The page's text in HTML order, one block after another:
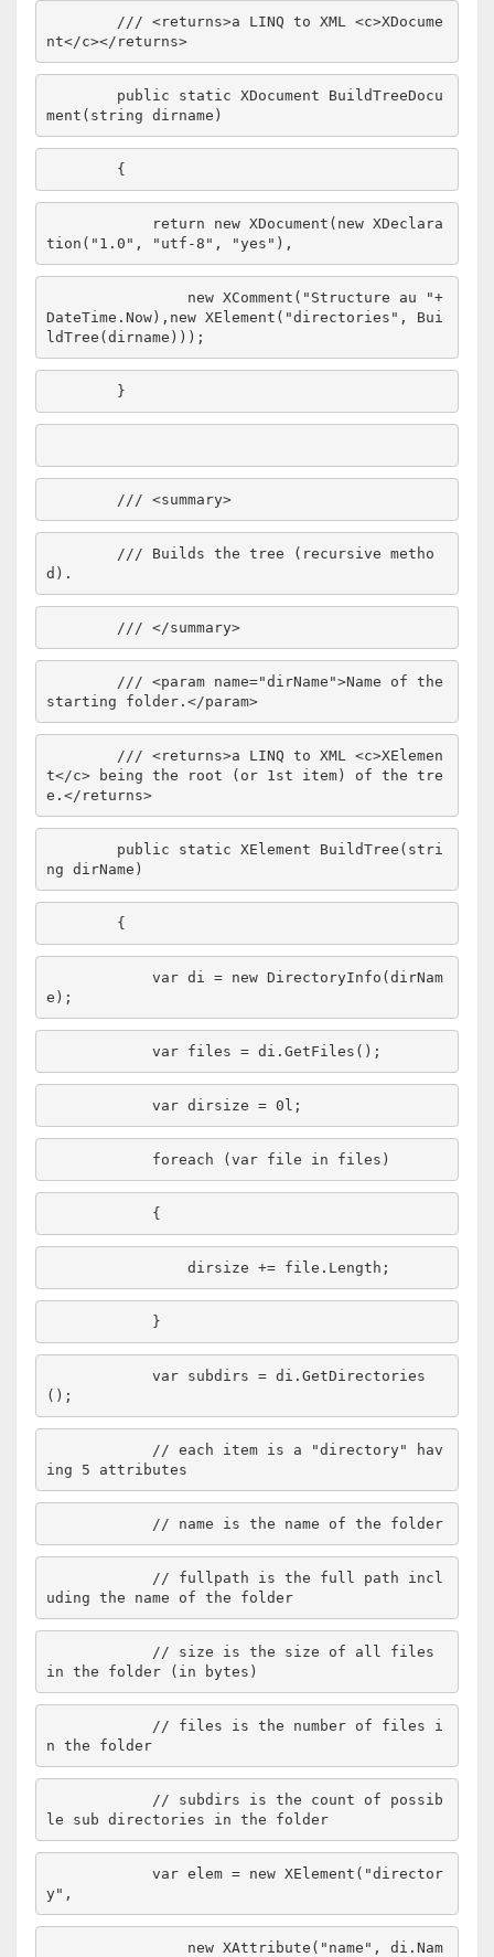
/// <returns>a LINQ to XML <c>XDocume
nt</c></returns>
public static XDocument BuildTreeDocu
ment( string
return new XDocument( new XDeclara
tion( "1.0" , "utf-8" , "yes"
new XComment( "Structure au "+
DateTime.Now), new XElement( "directories" , Bui
/// <summary>
/// Builds the tree (recursive metho
d).
/// </summary>
/// <param name="dirName">Name of the
starting folder.</param>
/// <returns>a LINQ to XML <c>XElemen
t</c> being the root (or 1st item) of the tre
e.</returns>
public static XElement BuildTree( stri
ng
            var di =
new DirectoryInfo(dirNam
foreach (var file in
            var subdirs = di.GetDirectories
// each item is a "directory" hav
ing 5 attributes
// name is the name of the folder
// fullpath is the full path incl
uding the name of the folder
// size is the size of all files
in the folder (in bytes)
// files is the number of files i
n the folder
// subdirs is the count of possib
le sub directories in the folder
            var elem =
new XElement( "director
y"
new XAttribute( "name" , di.Nam